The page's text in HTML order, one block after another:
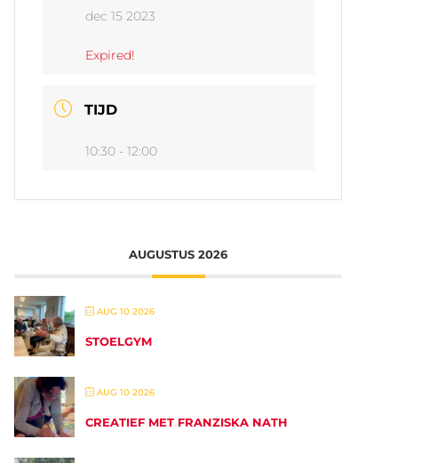
dec 15 2023
Expired!
TIJD
10:30 - 12:00
AUGUSTUS 2026
AUG 10 2026
STOELGYM
AUG 10 2026
CREATIEF MET FRANZISKA NATH